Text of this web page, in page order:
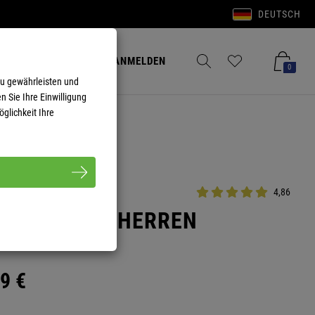
DEUTSCH
AnmeldenANMELDEN Merkzettel aufklappenWarenkorb
0
4,86
COLORS HERREN
€
gewährleisten und
Sie Ihre Einwilligung
Ihre